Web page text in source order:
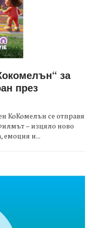
за
през
КоКомелън се отправя
– изцяло ново
емоция и...